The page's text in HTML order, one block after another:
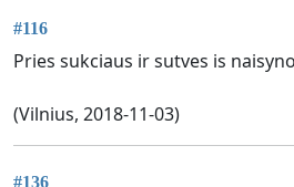
#116
Pries sukciaus ir sutves is
(Vilnius, 2018-11-03)
#136